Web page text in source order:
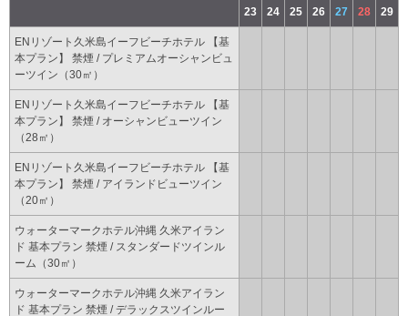
23 24 25 26 27 28 29
ENリゾート久米島イーフビーチホテル 【基
本プラン】 禁煙 / プレミアムオーシャンビュ
ーツイン（30㎡）
ENリゾート久米島イーフビーチホテル 【基
本プラン】 禁煙 / オーシャンビューツイン
（28㎡）
ENリゾート久米島イーフビーチホテル 【基
本プラン】 禁煙 / アイランドビューツイン
（20㎡）
ウォーターマークホテル沖縄 久米アイラン
ド 基本プラン 禁煙 / スタンダードツインル
ーム（30㎡）
ウォーターマークホテル沖縄 久米アイラン
ド 基本プラン 禁煙 / デラックスツインルー